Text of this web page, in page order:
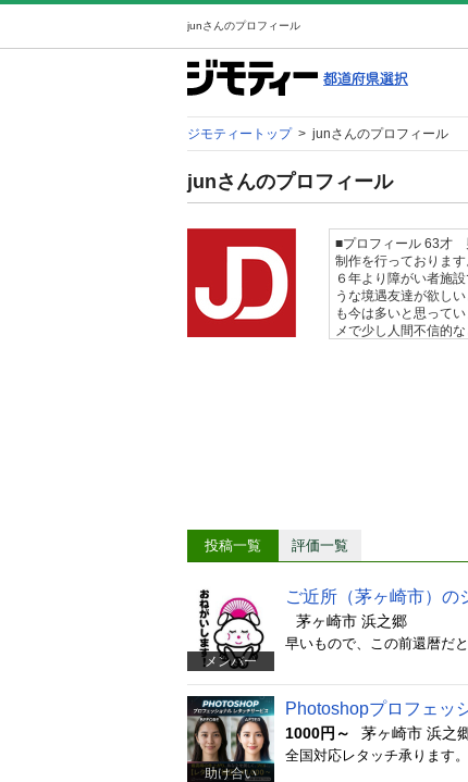
junさんのプロフィール
ジモティートップ > junさんのプロフィール
junさんのプロフィール
■プロフィール 63才
制作を行っておりま
６年より障がい者施
うな境遇友達が欲し
も今は多いと思って
メで少し人間不信的
女共にご遠慮くださ
ビジネスや宗教の勧
て、費用をご請求さ
投稿一覧 評価一覧
メンバー
ご近所（茅ヶ崎市）の
茅ヶ崎市 浜之郷
助け合い
Photoshopプロフェッ
1000円～ 茅ヶ崎市 浜之